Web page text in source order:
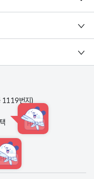
1119번지)
HINT
HINT